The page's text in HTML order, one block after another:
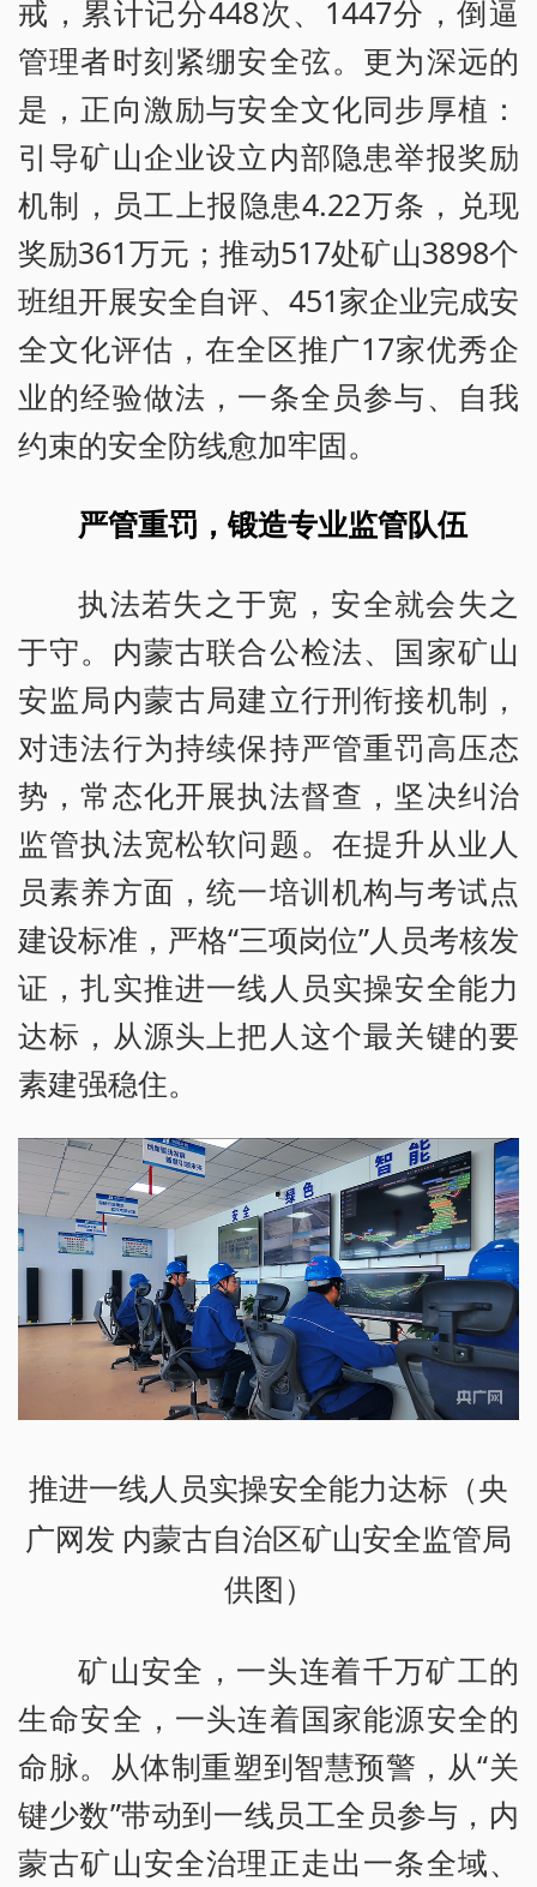
戒，累计记分448次、1447分，倒逼
管理者时刻紧绷安全弦。更为深远的
是，正向激励与安全文化同步厚植：
引导矿山企业设立内部隐患举报奖励
机制，员工上报隐患4.22万条，兑现
奖励361万元；推动517处矿山3898个
班组开展安全自评、451家企业完成安
全文化评估，在全区推广17家优秀企
业的经验做法，一条全员参与、自我
约束的安全防线愈加牢固。
严管重罚，锻造专业监管队伍
执法若失之于宽，安全就会失之
于守。内蒙古联合公检法、国家矿山
安监局内蒙古局建立行刑衔接机制，
对违法行为持续保持严管重罚高压态
势，常态化开展执法督查，坚决纠治
监管执法宽松软问题。在提升从业人
员素养方面，统一培训机构与考试点
建设标准，严格“三项岗位”人员考核发
证，扎实推进一线人员实操安全能力
达标，从源头上把人这个最关键的要
素建强稳住。
推进一线人员实操安全能力达标（央
广网发 内蒙古自治区矿山安全监管局
供图）
矿山安全，一头连着千万矿工的
生命安全，一头连着国家能源安全的
命脉。从体制重塑到智慧预警，从“关
键少数”带动到一线员工全员参与，内
蒙古矿山安全治理正走出一条全域、